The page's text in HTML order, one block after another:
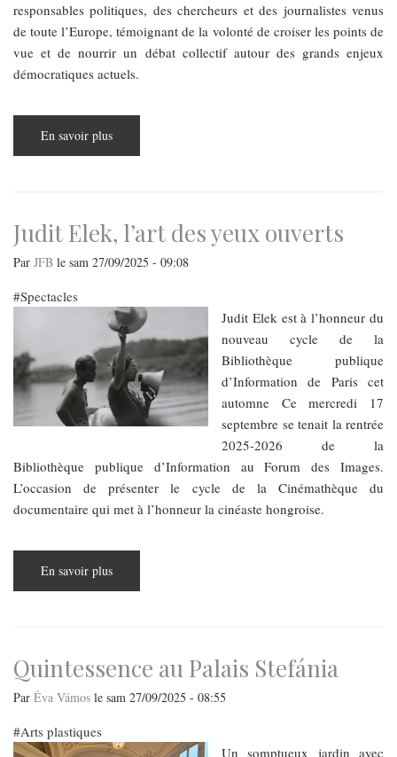
responsables politiques, des chercheurs et des journalistes venus
de toute l’Europe, témoignant de la volonté de croiser les points de
vue et de nourrir un débat collectif autour des grands enjeux
démocratiques actuels.
En savoir plus
Forum
entre
politique,
recherche
et
journalisme
Judit Elek, l’art des yeux ouverts
Par JFB le sam 27/09/2025 - 09:08
Spectacles
Judit Elek est à l’honneur du
nouveau cycle de la
Bibliothèque publique
d’Information de Paris cet
automne Ce mercredi 17
septembre se tenait la rentrée
2025-2026 de la
Bibliothèque publique d’Information au Forum des Images.
L’occasion de présenter le cycle de la Cinémathèque du
documentaire qui met à l’honneur la cinéaste hongroise.
En savoir plus
Elek,
Quintessence au Palais Stefánia
Par Éva Vámos le sam 27/09/2025 - 08:55
Arts plastiques
Un somptueux jardin avec